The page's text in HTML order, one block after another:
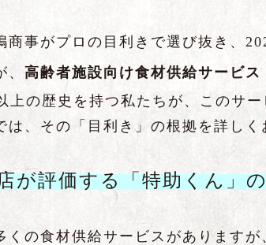
商事がプロの目利きで選び抜き、
高齢者施設向け食材供給サービス
上の歴史を持つ私たちが、このサー
は、その「目利き」の根拠を詳しく
が評価する「特助くん」
くの食材供給サービスがあります